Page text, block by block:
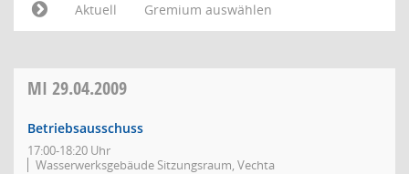
Aktuell
Gremium auswählen
MI 29.04.2009
Betriebsausschuss
17:00-18:20 Uhr
Wasserwerksgebäude Sitzungsraum, Vechta